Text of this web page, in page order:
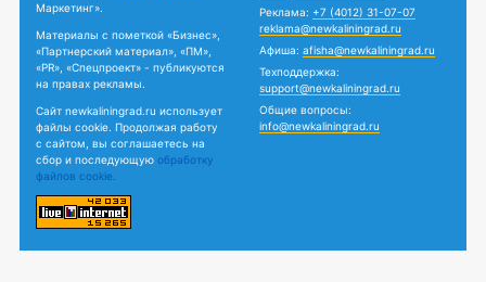
Маркетинг».
Материалы с пометкой «Бизнес»,
«Партнерский материал», «ПМ»,
«PR», «Спецпроект» - публикуются
на правах рекламы.
Сайт newkaliningrad.ru использует
файлы cookie. Продолжая работу
с сайтом, вы соглашаетесь на
сбор и последующую обработку
файлов cookie.
Реклама: +7 (4012) 31-07-07
reklama@newkaliningrad.ru
Афиша: afisha@newkaliningrad.ru
Техподдержка:
support@newkaliningrad.ru
Общие вопросы:
info@newkaliningrad.ru